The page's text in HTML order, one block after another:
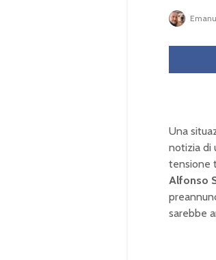
Una
notizia di
tensione
Alfonso
sarebbe